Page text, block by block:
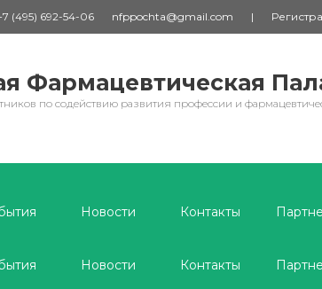
(495) 692-54-06 nfppochta@gmail.com |
Фармацевтическая
по содействию развития профессии и
Новости Контакты
Новости Контакты